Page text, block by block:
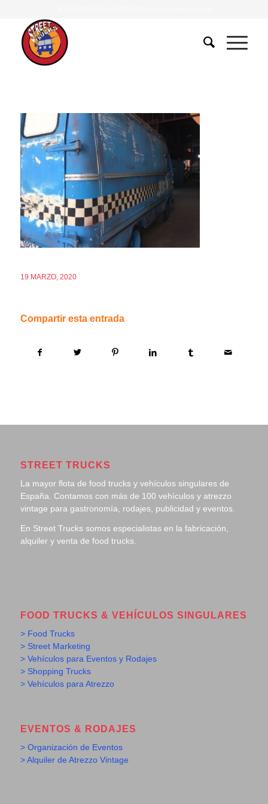
19 MARZO, 2020
Compartir esta entrada
STREET TRUCKS
La mayor flota de food trucks y vehículos singulares de
España. Contamos con más de 100 vehículos y atrezzo
vintage para gastronomía, rodajes, publicidad y eventos.
En Street Trucks somos especialistas en la fabricación,
alquiler y venta de food trucks.
FOOD TRUCKS & VEHÍCULOS SINGULARES
> Food Trucks
> Street Marketing
> Vehículos para Eventos y Rodajes
> Shopping Trucks
> Vehículos para Atrezzo
EVENTOS & RODAJES
> Organización de Eventos
> Alquiler de Atrezzo Vintage